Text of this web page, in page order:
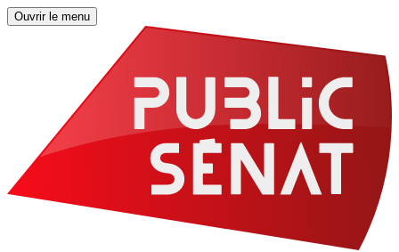
Ouvrir le menu